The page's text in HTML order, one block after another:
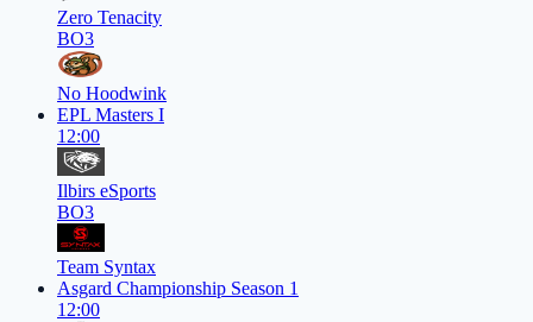
Zero Tenacity
BO3
No Hoodwink
EPL Masters I
12:00
Ilbirs eSports
BO3
Team Syntax
Asgard Championship Season 1
12:00